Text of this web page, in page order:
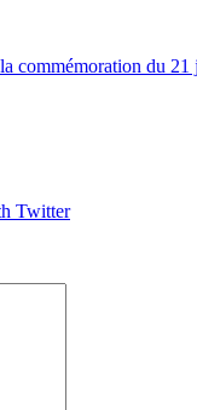
commémoration du 21
Twitter